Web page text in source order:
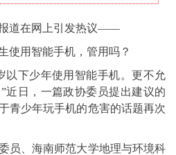
道在网上引发热议——
用智能手机，管用吗？
下少年使用智能手机。更不允
近日，一篇政协委员提出建议的
青少年玩手机的危害的话题再次
、海南师范大学地理与环境科